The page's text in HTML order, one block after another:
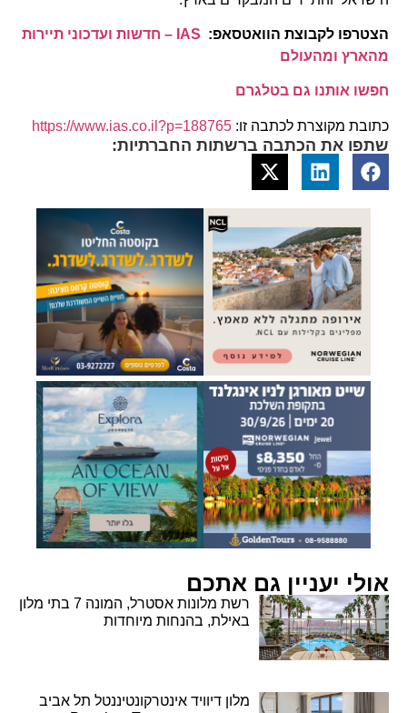
הצטרפו לקבוצת הוואטסאפ:
IAS – חדשות ועדכוני תיירות
מהארץ ומהעולם
חפשו אותנו גם בטלגרם
כתובת מקוצרת לכתבה זו: https://www.ias.co.il?p=188765
שתפו את הכתבה ברשתות החברתיות:
אולי יעניין גם אתכם
רשת מלונות אסטרל, המונה 7 בתי מלון
באילת, בהנחות מיוחדות
מלון דיוויד אינטרקונטיננטל תל אביב